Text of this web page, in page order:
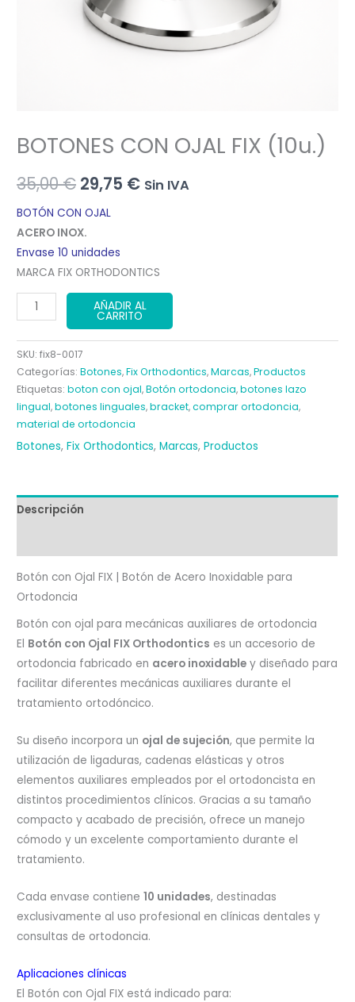
BOTONES CON OJAL FIX (10u.)
35,00€ El
precio
original
era:
35,00 €.
29,75 €El
es:
29,75 €.
Sin IVA
BOTÓN CON OJAL
ACERO INOX.
Envase 10 unidades
MARCA FIX ORTHODONTICS
BOTONES
CON
OJAL
FIX
(10u.)
cantidad
AÑADIR AL
CARRITO
SKU:fix8-0017
Categorías:Botones,Fix Orthodontics,Marcas,Productos
Etiquetas:boton con ojal,Botón ortodoncia,botones lazo
lingual,botones linguales,bracket,comprar ortodoncia,
material de ortodoncia
Botones,Fix Orthodontics,Marcas,Productos
Descripción
Botón con Ojal FIX | Botón de Acero Inoxidable para
Ortodoncia
Botón con ojal para mecánicas auxiliares de ortodoncia
El Botón con Ojal FIX Orthodontics es un accesorio de
ortodoncia fabricado en acero inoxidable y diseñado para
facilitar diferentes mecánicas auxiliares durante el
tratamiento ortodóncico.
Su diseño incorpora un ojal de sujeción, que permite la
utilización de ligaduras, cadenas elásticas y otros
elementos auxiliares empleados por el ortodoncista en
distintos procedimientos clínicos. Gracias a su tamaño
compacto y acabado de precisión, ofrece un manejo
cómodo y un excelente comportamiento durante el
tratamiento.
Cada envase contiene10 unidades, destinadas
exclusivamente al uso profesional en clínicas dentales y
consultas de ortodoncia.
Aplicaciones clínicas
El Botón con Ojal FIX está indicado para: